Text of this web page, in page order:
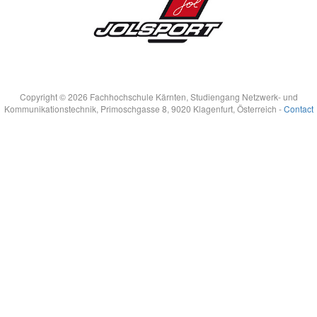
Copyright © 2026 Fachhochschule Kärnten, Studiengang Netzwerk- und
Kommunikationstechnik, Primoschgasse 8, 9020 Klagenfurt, Österreich -Contact